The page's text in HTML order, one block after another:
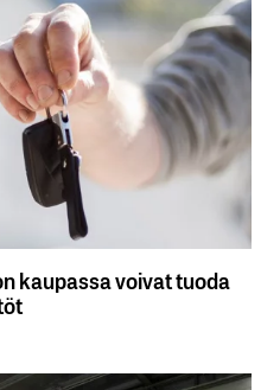
kaupassa voivat tuoda